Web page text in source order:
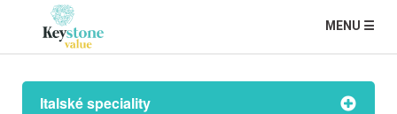
MENU ☰
Italské speciality